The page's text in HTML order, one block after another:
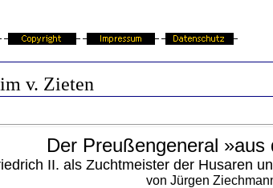
v. Zieten
Der Preußengeneral »aus
II. als Zuchtmeister der Husaren
von Jürgen